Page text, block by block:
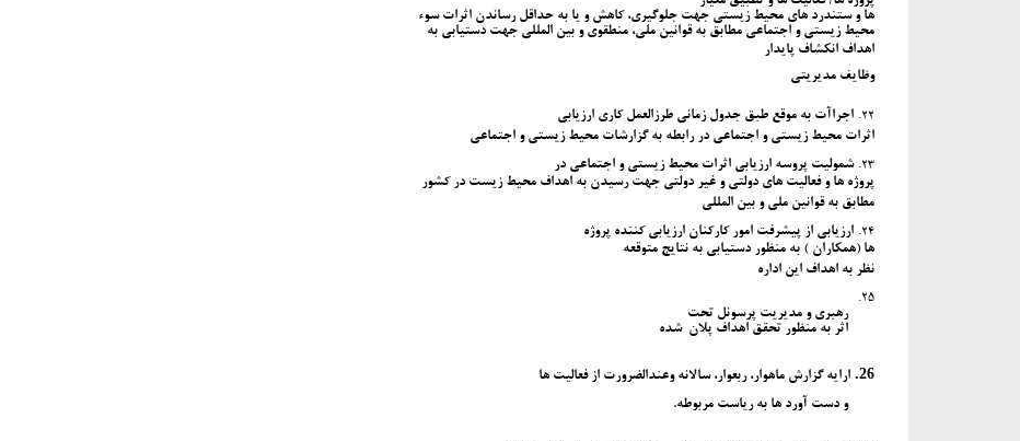
ها و ستندرد های محیط زیستی جهت جلوگیری، کاهش و یا به حداقل رساندن اثرات سوء
محیط زیستی و اجتماعی مطابق به قوانین ملی، منطقوی و بین المللی جهت دستیابی به
اهداف انکشاف پایدار
وظایف مدیریتی
22. اجراآت به موقع طبق جدول زمانی طرزالعمل کاری ارزیابی
اثرات محیط زیستی و اجتماعی در رابطه به گزارشات محیط زیستی و اجتماعی
23. شمولیت پروسه ارزیابی اثرات محیط زیستی و اجتماعی در
پروژه ها و فعالیت های دولتی و غیر دولتی جهت رسیدن به اهداف محیط زیست در کشور
مطابق به قوانین ملی و بین المللی
24. ارزیابی از پیشرفت امور کارکنان ارزیابی کننده پروژه
ها (همکاران ) به منظور دستیابی به نتایج متوقعه
نظر به اهداف این اداره
25.
رهبری و مدیریت پرسونل تحت
اثر به منظور تحقق اهداف پلان شده
26. ارایه گزارش ماهوار، ربعوار، سالانه وعندالضرورت از فعالیت ها
و دست آورد ها به ریاست مربوطه.